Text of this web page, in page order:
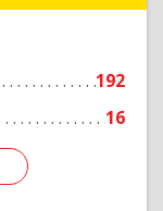
192
16
Подробнее